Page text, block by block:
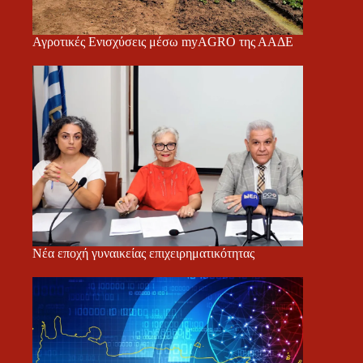
Αγροτικές Ενισχύσεις μέσω myAGRO της ΑΑΔΕ
Νέα εποχή γυναικείας επιχειρηματικότητας